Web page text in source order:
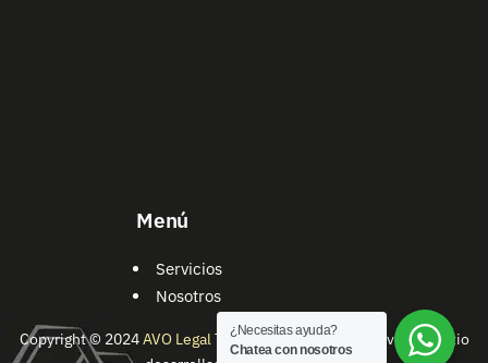
Menú
Servicios
Nosotros
Copyright © 2024AVO LegalTodos los derechos reservados | Sitio
¿Necesitas ayuda?
Chatea con nosotros